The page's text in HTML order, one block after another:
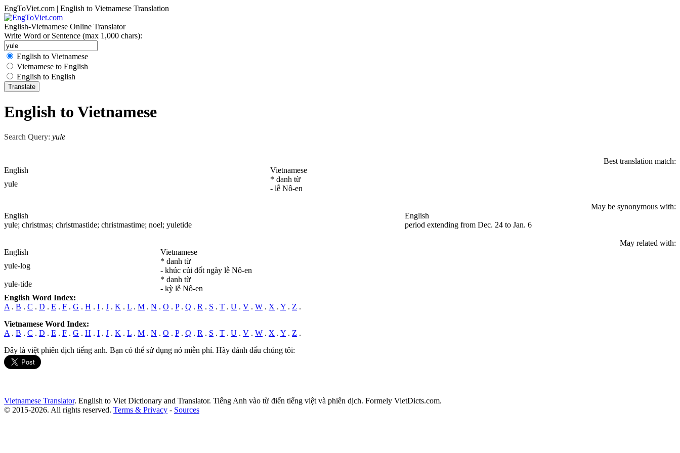
EngToViet.com | English to Vietnamese Translation
English-Vietnamese Online Translator
Write Word or Sentence (max 1,000 chars):
English to Vietnamese
Vietnamese to English
English to English
English to Vietnamese
Search Query: yule
Best translation match:
English
Vietnamese
yule
* danh từ
- lễ Nô-en
May be synonymous with:
English
English
yule; christmas; christmastide; christmastime; noel; yuletide period extending from Dec. 24 to Jan. 6
May related with:
English
Vietnamese
yule-log
* danh từ
- khúc củi đốt ngày lễ Nô-en
yule-tide
* danh từ
- kỳ lễ Nô-en
English Word Index:
A . B . C . D . E . F . G . H . I . J . K . L . M . N . O . P. Q . R . S . T . U . V . W . X . Y . Z .
Vietnamese Word Index:
A . B . C . D . E . F . G . H . I . J . K . L . M . N . O . P. Q . R . S . T . U . V . W . X . Y . Z .
Đây là việt phiên dịch tiếng anh. Bạn có thể sử dụng nó miễn phí. Hãy đánh dấu chúng tôi:
Vietnamese Translator. English to Viet Dictionary and Translator. Tiếng Anh vào từ điển tiếng việt và phiên dịch. Formely VietDicts.com.
© 2015-2026. All rights reserved. Terms & Privacy - Sources